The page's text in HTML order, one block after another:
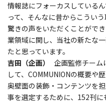
情報誌にフォーカスしている
って、そんなに昔からこうい
驚きの声をいただくことがで
業領域に関し、当社の新たな
たと思っています。
吉田（企画）
企画監修チーム
して、COMMUNIONの概要や
奥壁面の装飾・コンテンツを
事を選定するために、152刊